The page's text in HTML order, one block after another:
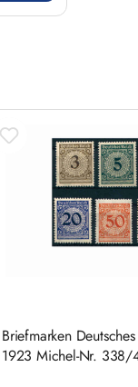
Briefmarken
1923 Michel-Nr. 338/